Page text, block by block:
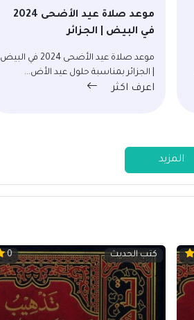
موعد صلاة عيد الأضحى 2024
في البيض | الجزائر
موعد صلاة عيد الأضحى 2024 في البيض
| الجزائر بمناسبة حلول عيد الأض...
اعرف اكثر
المزيد
كتب الحديث 0